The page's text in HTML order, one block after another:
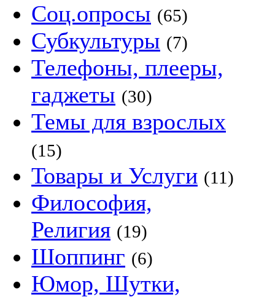
Соц.опросы (65)
Субкультуры (7)
Телефоны, плееры,
гаджеты (30)
Темы для взрослых
(15)
Товары и Услуги (11)
Философия,
Религия (19)
Шоппинг (6)
Юмор, Шутки,